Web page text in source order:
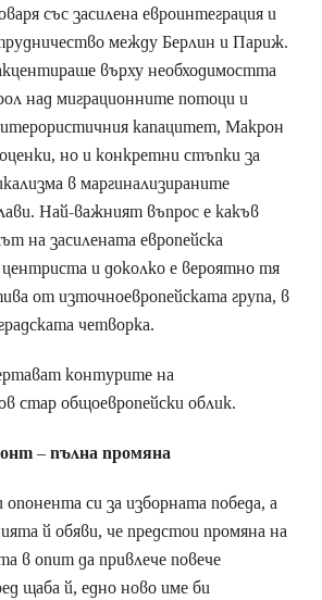
със засилена евроинтеграция и
между Берлин и Париж.
върху необходимостта
над миграционните потоци и
капацитет, Макрон
но и конкретни стъпки за
в маргинализираните
Най-важният въпрос е какъв
на засилената европейска
центриста и доколко е вероятно тя
от източноевропейската група, в
четворка.
контурите на
стар общоевропейски облик.
– пълна промяна
си за изборната победа, а
й обяви, че предстои промяна на
в опит да привлече повече
щаба й, едно ново име би